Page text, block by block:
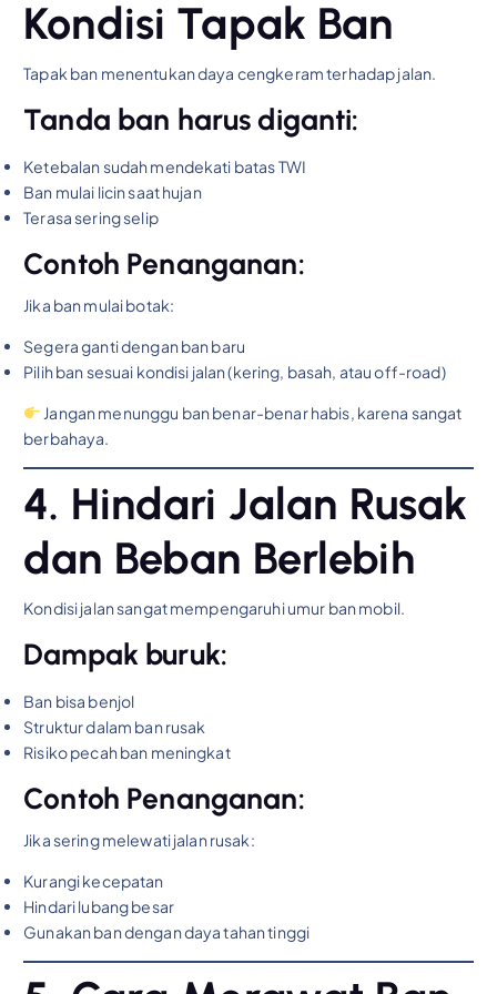
Kondisi Tapak Ban
Tapak ban menentukan daya cengkeram terhadap jalan.
Tanda ban harus diganti:
Ketebalan sudah mendekati batas TWI
Ban mulai licin saat hujan
Terasa sering selip
Contoh Penanganan:
Jika ban mulai botak:
Segera ganti dengan ban baru
Pilih ban sesuai kondisi jalan (kering, basah, atau off-road)
Jangan menunggu ban benar-benar habis, karena sangat
berbahaya.
4. Hindari Jalan Rusak
dan Beban Berlebih
Kondisi jalan sangat mempengaruhi umur ban mobil.
Dampak buruk:
Ban bisa benjol
Struktur dalam ban rusak
Risiko pecah ban meningkat
Contoh Penanganan:
Jika sering melewati jalan rusak:
Kurangi kecepatan
Hindari lubang besar
Gunakan ban dengan daya tahan tinggi